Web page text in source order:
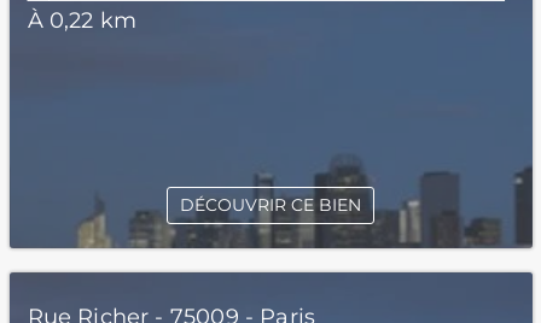
À 0,22 km
DÉCOUVRIR CE BIEN
Rue Richer - 75009 - Paris